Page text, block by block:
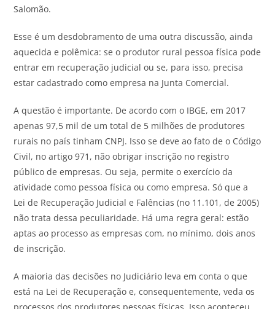
Salomão.
Esse é um desdobramento de uma outra discussão, ainda
aquecida e polêmica: se o produtor rural pessoa física pode
entrar em recuperação judicial ou se, para isso, precisa
estar cadastrado como empresa na Junta Comercial.
A questão é importante. De acordo com o IBGE, em 2017
apenas 97,5 mil de um total de 5 milhões de produtores
rurais no país tinham CNPJ. Isso se deve ao fato de o Código
Civil, no artigo 971, não obrigar inscrição no registro
público de empresas. Ou seja, permite o exercício da
atividade como pessoa física ou como empresa. Só que a
Lei de Recuperação Judicial e Falências (no 11.101, de 2005)
não trata dessa peculiaridade. Há uma regra geral: estão
aptas ao processo as empresas com, no mínimo, dois anos
de inscrição.
A maioria das decisões no Judiciário leva em conta o que
está na Lei de Recuperação e, consequentemente, veda os